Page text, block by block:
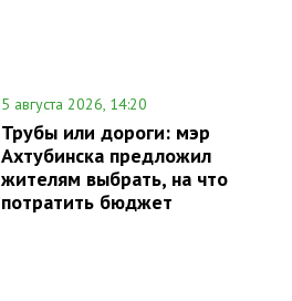
5 августа 2026, 14:20
Трубы или дороги: мэр
Ахтубинска предложил
жителям выбрать, на что
потратить бюджет